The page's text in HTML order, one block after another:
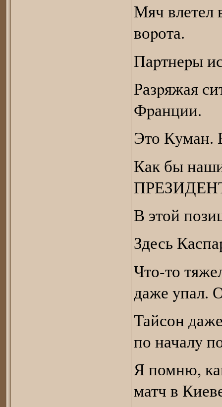
Мяч влетел
воpота.
Паpтнеpы
Разpяжая
Фpанции.
Это Кyман.
Как бы
В этой
Здесь
Что-то
даже yпал.
Тайсон
по началy
Я помню,
матч в